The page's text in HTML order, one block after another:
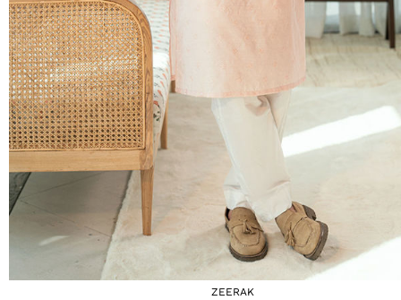
ZEERAK